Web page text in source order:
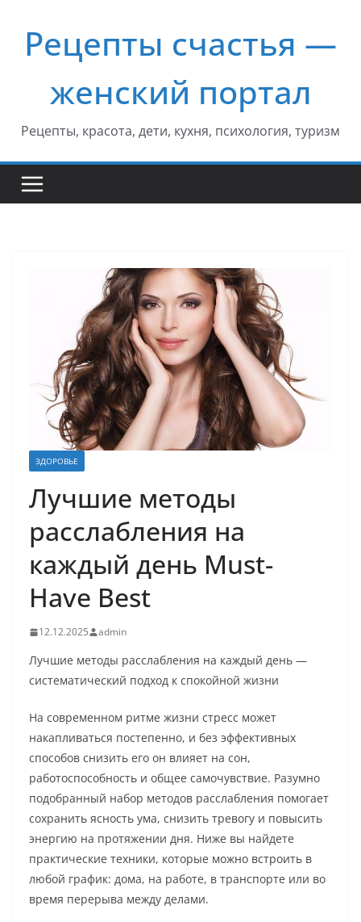
содержимому
Рецепты счастья —
женский портал
Рецепты, красота, дети, кухня, психология, туризм
ЗДОРОВЬЕ
Лучшие методы
расслабления на
каждый день Must-
Have Best
12.12.2025 admin
Лучшие методы расслабления на каждый день —
систематический подход к спокойной жизни
На современном ритме жизни стресс может
накапливаться постепенно, и без эффективных
способов снизить его он влияет на сон,
работоспособность и общее самочувствие. Разумно
подобранный набор методов расслабления помогает
сохранить ясность ума, снизить тревогу и повысить
энергию на протяжении дня. Ниже вы найдете
практические техники, которые можно встроить в
любой график: дома, на работе, в транспорте или во
время перерыва между делами.